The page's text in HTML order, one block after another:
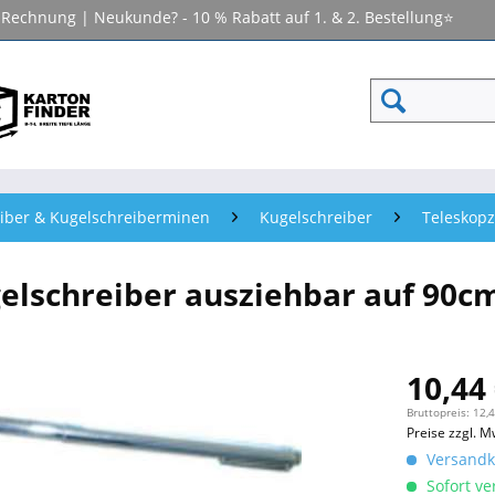
| Neukunde? - 10 % Rabatt auf 1. & 2. Bestellung⭐
& Kugelschreiberminen Kugelschreiber
ausziehbar auf
Bruttopreis:
Preise zzgl.
Sofort